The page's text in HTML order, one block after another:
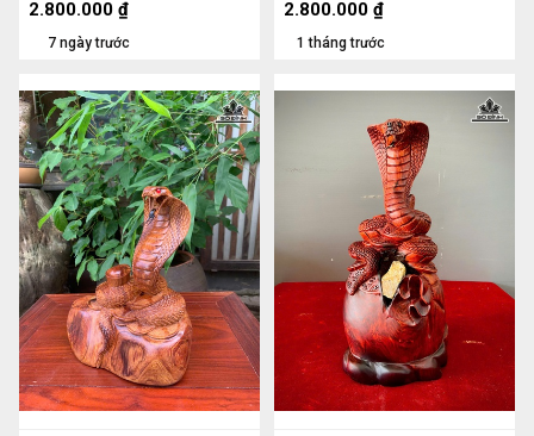
7 ngày trước
2.800.000 ₫
1 tháng trước
2.800.000 ₫